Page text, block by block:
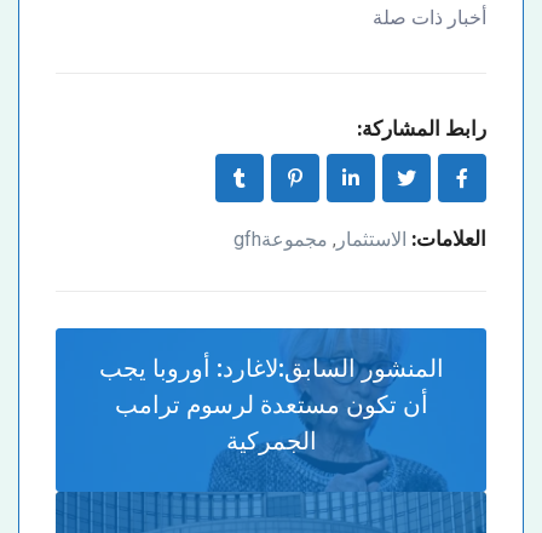
أخبار ذات صلة
رابط المشاركة:
العلامات: الاستثمار , مجموعةgfh
المنشور السابق:لاغارد: أوروبا يجب
أن تكون مستعدة لرسوم ترامب
الجمركية